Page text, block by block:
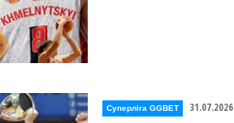
Суперліга GGBET 31.07.2026